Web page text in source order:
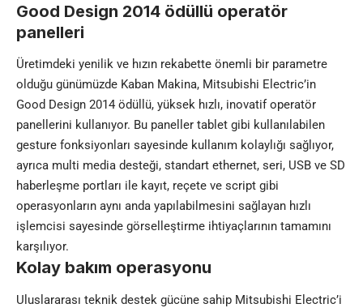
Good Design 2014 ödüllü operatör
panelleri
Üretimdeki yenilik ve hızın rekabette önemli bir parametre
olduğu günümüzde Kaban Makina, Mitsubishi Electric’in
Good Design 2014 ödüllü, yüksek hızlı, inovatif operatör
panellerini kullanıyor. Bu paneller tablet gibi kullanılabilen
gesture fonksiyonları sayesinde kullanım kolaylığı sağlıyor,
ayrıca multi media desteği, standart ethernet, seri, USB ve SD
haberleşme portları ile kayıt, reçete ve script gibi
operasyonların aynı anda yapılabilmesini sağlayan hızlı
işlemcisi sayesinde görselleştirme ihtiyaçlarının tamamını
karşılıyor.
Kolay bakım operasyonu
Uluslararası teknik destek gücüne sahip Mitsubishi Electric’i